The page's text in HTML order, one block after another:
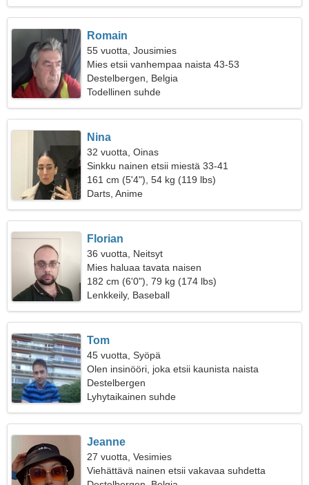
Romain
55 vuotta, Jousimies
Mies etsii vanhempaa naista 43-53
Destelbergen, Belgia
Todellinen suhde
Nina
32 vuotta, Oinas
Sinkku nainen etsii miestä 33-41
161 cm (5'4"), 54 kg (119 lbs)
Darts, Anime
Florian
36 vuotta, Neitsyt
Mies haluaa tavata naisen
182 cm (6'0"), 79 kg (174 lbs)
Lenkkeily, Baseball
Tom
45 vuotta, Syöpä
Olen insinööri, joka etsii kaunista naista
Destelbergen
Lyhytaikainen suhde
Jeanne
27 vuotta, Vesimies
Viehättävä nainen etsii vakavaa suhdetta